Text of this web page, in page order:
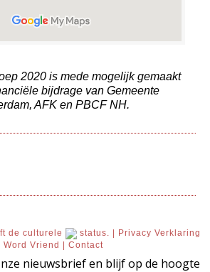
2020 is mede mogelijk gemaakt
bijdrage van Gemeente
AFK en PBCF NH.
de culturele status. |
Privacy Verklaring
Word Vriend Contact
nieuwsbrief en blijf op de hoogte